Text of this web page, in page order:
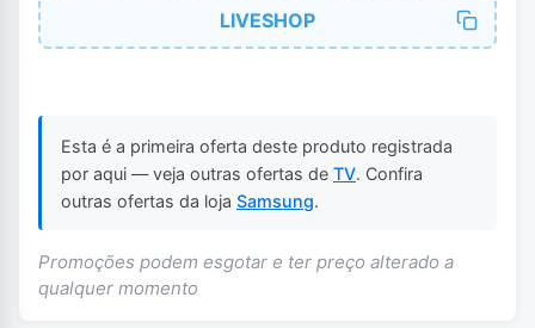
LIVESHOP
Esta é a primeira oferta deste produto registrada
por aqui — veja outras ofertas de TV. Confira
outras ofertas da loja Samsung.
Promoções podem esgotar e ter preço alterado a
qualquer momento